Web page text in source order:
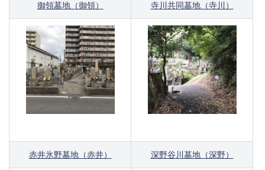
御領墓地（御領） 寺川共同墓地（寺川）
赤井氷野墓地（赤井） 深野谷川墓地（深野）